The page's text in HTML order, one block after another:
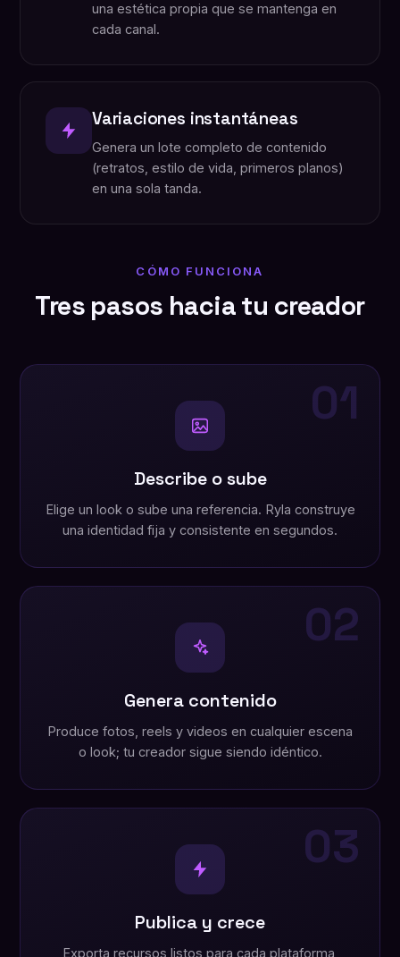
una estética propia que se mantenga en
cada canal.
Variaciones instantáneas
Genera un lote completo de contenido
(retratos, estilo de vida, primeros planos)
en una sola tanda.
CÓMO FUNCIONA
Tres pasos hacia tu creador
01
Describe o sube
Elige un look o sube una referencia. Ryla construye
una identidad fija y consistente en segundos.
02
Genera contenido
Produce fotos, reels y videos en cualquier escena
o look; tu creador sigue siendo idéntico.
03
Publica y crece
Exporta recursos listos para cada plataforma,